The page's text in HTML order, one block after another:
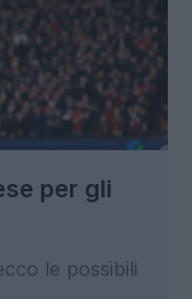
per gli
le possibili